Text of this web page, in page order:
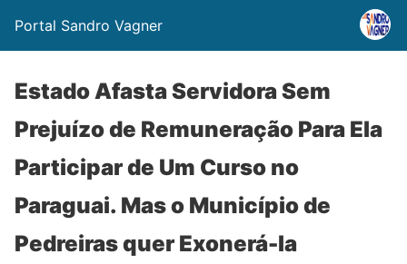
Portal Sandro Vagner
Estado Afasta Servidora Sem
Prejuízo de Remuneração Para Ela
Participar de Um Curso no
Paraguai. Mas o Município de
Pedreiras quer Exonerá-la